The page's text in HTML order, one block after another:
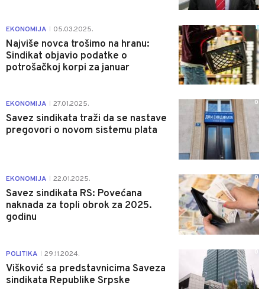
EKONOMIJA 05.03.2025.
Najviše novca trošimo na hranu:
Sindikat objavio podatke o
potrošačkoj korpi za januar
1
EKONOMIJA 27.01.2025.
Savez sindikata traži da se nastave
pregovori o novom sistemu plata
0
EKONOMIJA 22.01.2025.
Savez sindikata RS: Povećana
naknada za topli obrok za 2025.
godinu
0
POLITIKA 29.11.2024.
Višković sa predstavnicima Saveza
sindikata Republike Srpske
0